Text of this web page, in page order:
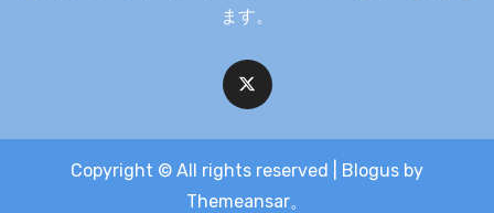
ます。
Copyright © All rights reserved Blogus by
Themeansar。